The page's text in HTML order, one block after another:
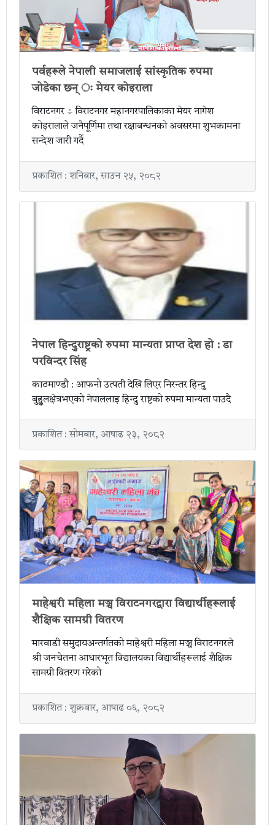
पर्वहरूले नेपाली समाजलाई सांस्कृतिक रुपमा
जोडेका छन् ः मेयर कोइराला
विराटनगर ÷ विराटनगर महानगरपालिकाका मेयर नागेश
कोइरालाले जनैपूर्णिमा तथा रक्षाबन्धनको अवसरमा शुभकामना
सन्देश जारी गर्दै
प्रकाशित : शनिबार, साउन २५, २०८२
नेपाल हिन्दुराष्ट्रको रुपमा मान्यता प्राप्त देश हो : डा
परविन्दर सिंह
काठमाण्डौ : आफनो उत्पती देखि लिएर निरन्तर हिन्दु
बुहुुलक्षेत्रभएको नेपाललाइ हिन्दु राष्टको रुपमा मान्यता पाउदै
प्रकाशित : सोमबार, आषाढ २३, २०८२
माहेश्वरी महिला मञ्च विराटनगरद्वारा विद्यार्थीहरूलाई
शैक्षिक सामग्री वितरण
मारवाडी समुदायअन्तर्गतको माहेश्वरी महिला मञ्च विराटनगरले
श्री जनचेतना आधारभूत विद्यालयका विद्यार्थीहरूलाई शैक्षिक
सामग्री वितरण गरेको
प्रकाशित : शुक्रबार, आषाढ ०६, २०८२